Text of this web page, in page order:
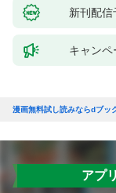
新刊配信
キャンペ
漫画無料試し読みならdブッ
アプ